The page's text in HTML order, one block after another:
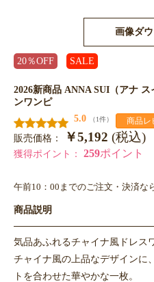
画像ダ
20％OFF SALE
2026新商品 ANNA SUI（アナ
ンワンピ
5.0
（1件） 商品レ
販売価格： ￥5,192 (税込)
獲得ポイント： 259ポイント
午前10：00までのご注文・決済な
商品説明
気品あふれるチャイナ風ドレス
チャイナ風の上品なデザインに
トを合わせた華やかな一枚。